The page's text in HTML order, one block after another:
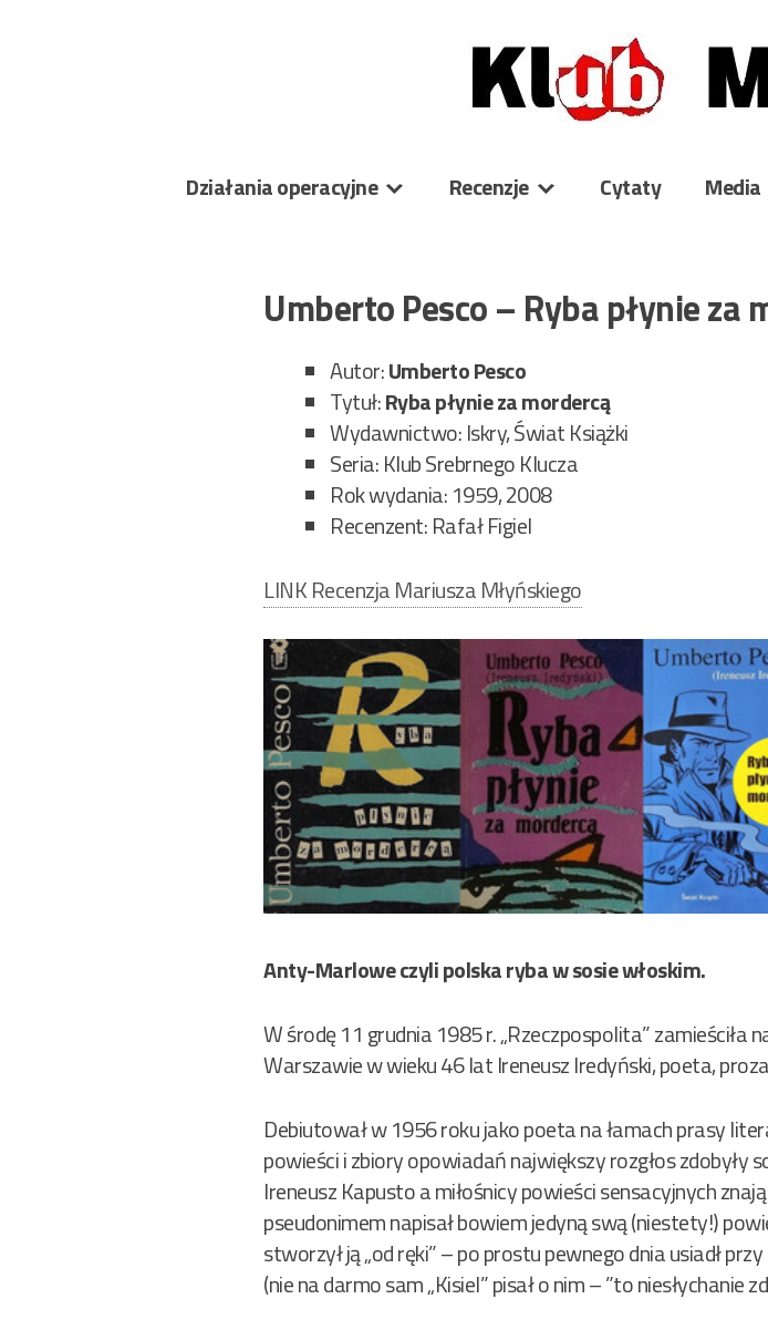
Działania operacyjne Recenzje Cytaty Media
Umberto Pesco – Ryba płynie
Autor:Umberto Pesco
Tytuł:Ryba płynie za mordercą
Wydawnictwo: Iskry, Świat Książki
Seria: Klub Srebrnego Klucza
Rok wydania: 1959, 2008
Recenzent: Rafał Figiel
LINK Recenzja Mariusza Młyńskiego
Anty-Marlowe czyli polska ryba w sosie włoskim.
W środę 11 grudnia 1985 r. „Rzeczpospolita” zamieściła
Warszawie w wieku 46 lat Ireneusz Iredyński, poeta,
Debiutował w 1956 roku jako poeta na łamach prasy
powieści i zbiory opowiadań największy rozgłos zdobyły
Ireneusz Kapusto a miłośnicy powieści sensacyjnych
pseudonimem napisał bowiem jedyną swą (niestety!)
stworzył ją „od ręki” – po prostu pewnego dnia usiadł
(nie na darmo sam „Kisiel” pisał o nim – ”to niesłychanie